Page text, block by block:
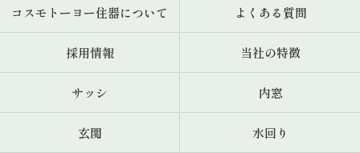
コスモトーヨー住器について よくある質問
採用情報 当社の特徴
サッシ 内窓
玄関 水回り